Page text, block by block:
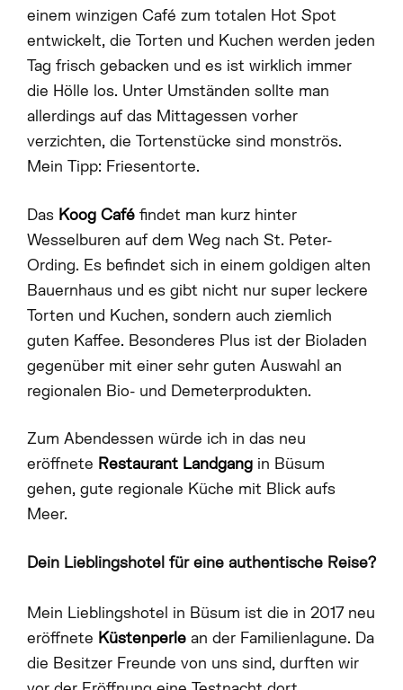
einem winzigen Café zum totalen Hot Spot
entwickelt, die Torten und Kuchen werden jeden
Tag frisch gebacken und es ist wirklich immer
die Hölle los. Unter Umständen sollte man
allerdings auf das Mittagessen vorher
verzichten, die Tortenstücke sind monströs.
Mein Tipp: Friesentorte.
Das Koog Café findet man kurz hinter
Wesselburen auf dem Weg nach St. Peter-
Ording. Es befindet sich in einem goldigen alten
Bauernhaus und es gibt nicht nur super leckere
Torten und Kuchen, sondern auch ziemlich
guten Kaffee. Besonderes Plus ist der Bioladen
gegenüber mit einer sehr guten Auswahl an
regionalen Bio- und Demeterprodukten.
Zum Abendessen würde ich in das neu
eröffnete Restaurant Landgang in Büsum
gehen, gute regionale Küche mit Blick aufs
Meer.
Dein Lieblingshotel für eine authentische Reise?
Mein Lieblingshotel in Büsum ist die in 2017 neu
eröffnete Küstenperle an der Familienlagune. Da
die Besitzer Freunde von uns sind, durften wir